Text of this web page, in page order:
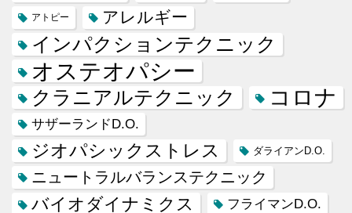
アトピー アレルギー
インパクションテクニック
オステオパシー
クラニアルテクニック コロナ
サザーランドD.O.
ジオパシックストレス ダライアンD.O.
ニュートラルバランステクニック
バイオダイナミクス フライマンD.O.